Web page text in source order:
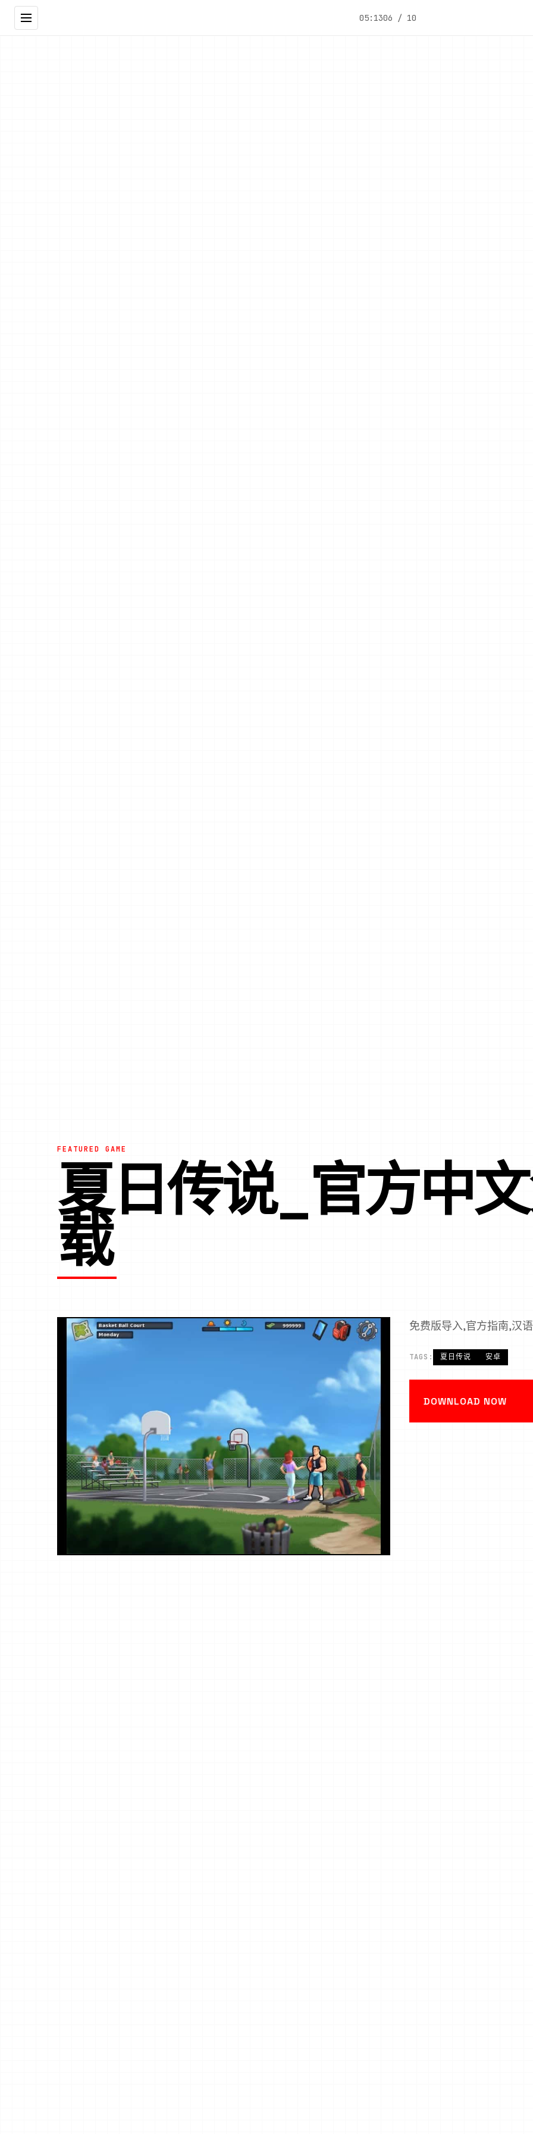
05:1306 / 10
FEATURED GAME
夏日传说_官方中
载
免费版导入,官方指南,汉
TAGS: 夏日传说 安卓
DOWNLOAD NOW